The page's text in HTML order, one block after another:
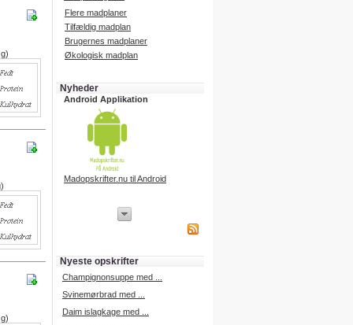
Flere madplaner
Tilfældig madplan
Brugernes madplaner
Økologisk madplan
Nyheder
Android Applikation
Madopskrifter.nu til Android
iPhone udvikling
Nyeste opskrifter
Champignonsuppe med ...
Svinemørbrad med ...
Daim islagkage med ...